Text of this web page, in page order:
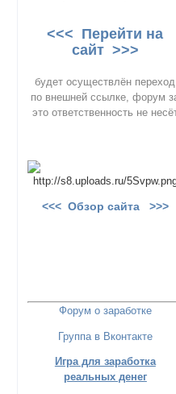
<<< Перейти на
сайт >>>
будет осуществлён переход
по внешней ссылке, форум
это ответственность не
<<< Обзор сайта >>>
Форум о заработке
Группа в Вконтакте
Игра для заработка
реальных денег